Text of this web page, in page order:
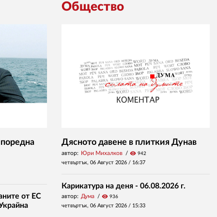
от ЕС
Общество
Дясното давене в плиткия Дунав
автор: Юри Михалков visibility 942
четвъртък, 06 Август 2026 / 16:37
Карикатура на деня - 06.08.2026 г.
автор: Дума visibility 936
четвъртък, 06 Август 2026 / 15:33